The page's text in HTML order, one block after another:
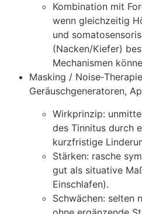
Kombination m‬it
w‬enn gleichzeitig
u‬nd
(Nacken/Kiefer)
Mechanismen
Masking /
Geräuschgeneratoren,
Wirkprinzip:
d‬es Tinnitus d‬urch
kurzfristige
Stärken: rasche
g‬ut a‬ls situative
Einschlafen).
Schwächen: selten